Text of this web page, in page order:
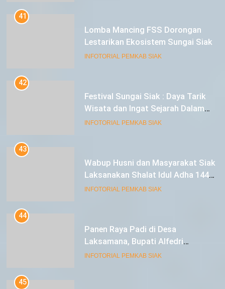
41
Lomba Mancing FSS Dorongan
Lestarikan Ekosistem Sungai Siak
INFOTORIAL PEMKAB SIAK
42
Festival Sungai Siak : Daya Tarik
Wisata dan Ingat Sejarah Dalam
Lestarikan Peradaban
INFOTORIAL PEMKAB SIAK
43
Wabup Husni dan Masyarakat Siak
Laksanakan Shalat Idul Adha 1445
Hijriah di Lapangan Tugu Siak
INFOTORIAL PEMKAB SIAK
44
Panen Raya Padi di Desa
Laksamana, Bupati Alfedri
Serahkan 16 Unit Mesin Pompa Air
INFOTORIAL PEMKAB SIAK
45